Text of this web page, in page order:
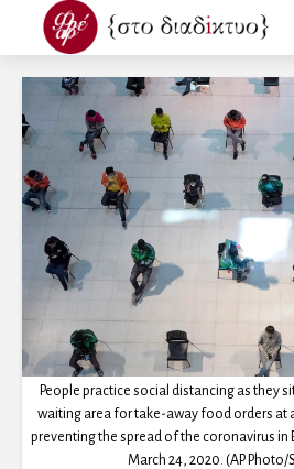
People practice social distancing as they
waiting area for take-away food orders at
preventing the spread of the coronavirus in
March 24, 2020. (AP Photo/